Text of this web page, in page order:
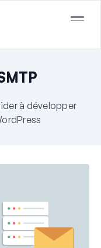
à développer